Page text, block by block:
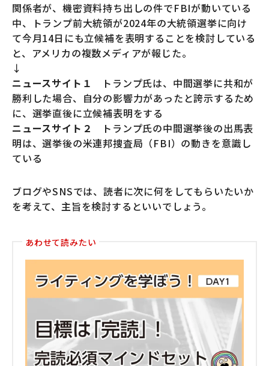
関係者が、機密資料持ち出しの件でFBIが動いている
中、トランプ前大統領が2024年の大統領選挙に向け
て今月14日にも立候補を表明することを検討している
と、アメリカの複数メディアが報じた。
↓
ニュースサイト１
トランプ氏は、中間選挙に共和が
勝利した場合、自分の影響力があったと誇示するため
に、選挙直後に立候補表明をする
ニュースサイト２
トランプ氏の中間選挙後の出馬表
明は、選挙後の米連邦捜査局（FBI）の動きを意識し
ている
ブログやSNSでは、読者に次に何をしてもらいたいか
を考えて、主旨を検討するといいでしょう。
あわせて読みたい